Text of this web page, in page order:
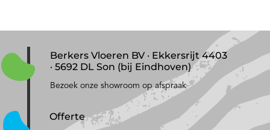
Berkers Vloeren BV · Ekkersrijt 4403
· 5692 DL Son (bij Eindhoven)
Bezoek onze showroom op afspraak
Offerte